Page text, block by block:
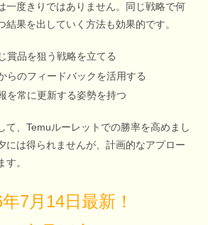
一度きりではありません。同じ戦略で何
結果を出していく方法も効果的です。
賞品を狙う戦略を立てる
らのフィードバックを活用する
を常に更新する姿勢を持つ
て、Temuルーレットでの勝率を高めまし
には得られませんが、計画的なアプロー
。
7月14日最新！